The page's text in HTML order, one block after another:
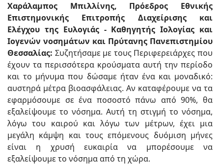
Χαράλαμπος Μπιλλίνης, Πρόεδρος Εθνικής
Επιστημονικής Επιτροπής Διαχείρισης και
Ελέγχου της Ευλογιάς - Καθηγητής Ιολογίας και
Ιογενών νοσημάτων και Πρύτανης Πανεπιστημίου
Θεσσαλίας: Συζητήσαμε με τους Περιφερειάρχες που
έχουν τα περισσότερα κρούσματα αυτή την περίοδο
και το μήνυμα που δώσαμε ήταν ένα και μοναδικό:
αυστηρά μέτρα βιοασφάλειας. Αν καταφέρουμε να τα
εφαρμόσουμε σε ένα ποσοστό πάνω από 90%, θα
εξαλείψουμε το νόσημα. Αυτή τη στιγμή το νόσημα,
λόγω του καιρού και λόγω των μέτρων, έχει μια
μεγάλη κάμψη και τους επόμενους δυόμιση μήνες
είναι η χρυσή ευκαιρία να μπορέσουμε να
εξαλείψουμε το νόσημα από τη χώρα.